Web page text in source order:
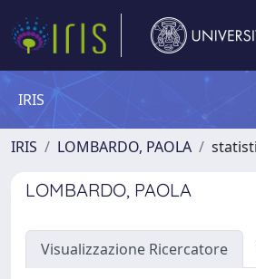
IRIS
IRIS LOMBARDO, PAOLA
LOMBARDO, PAOLA
Visualizzazione Ricercatore